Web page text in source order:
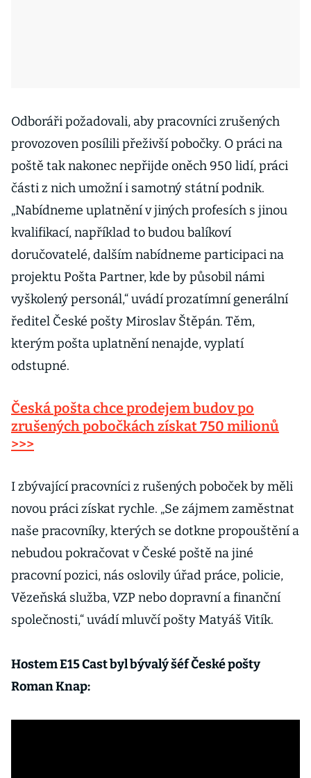
Odboráři požadovali, aby pracovníci zrušených
provozoven posílili přeživší pobočky. O práci na
poště tak nakonec nepřijde oněch 950 lidí, práci
části z nich umožní i samotný státní podnik.
„Nabídneme uplatnění v jiných profesích s jinou
kvalifikací, například to budou balíkoví
doručovatelé, dalším nabídneme participaci na
projektu Pošta Partner, kde by působil námi
vyškolený personál,“ uvádí prozatímní generální
ředitel České pošty Miroslav Štěpán. Těm,
kterým pošta uplatnění nenajde, vyplatí
odstupné.
Česká pošta chce prodejem budov po
zrušených pobočkách získat 750 milionů
>>>
I zbývající pracovníci z rušených poboček by měli
novou práci získat rychle. „Se zájmem zaměstnat
naše pracovníky, kterých se dotkne propouštění a
nebudou pokračovat v České poště na jiné
pracovní pozici, nás oslovily úřad práce, policie,
Vězeňská služba, VZP nebo dopravní a finanční
společnosti,“ uvádí mluvčí pošty Matyáš Vitík.
Hostem E15 Cast byl bývalý šéf České pošty
Roman Knap: